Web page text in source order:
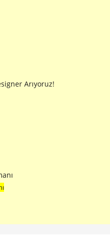
Arıyoruz!